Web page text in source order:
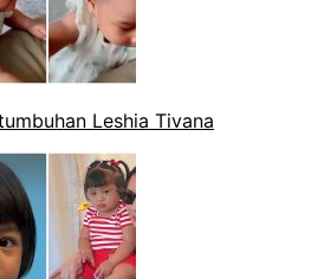
Leshia Tivana